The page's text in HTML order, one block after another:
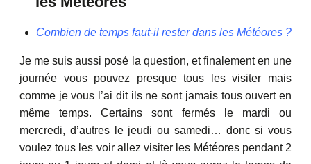
Combien de temps faut-il rester dans les Météores ?
Je me suis aussi posé la question, et finalement en une
journée vous pouvez presque tous les visiter mais
comme je vous l’ai dit ils ne sont jamais tous ouvert en
même temps. Certains sont fermés le mardi ou
mercredi, d’autres le jeudi ou samedi… donc si vous
voulez tous les voir allez visiter les Météores pendant 2